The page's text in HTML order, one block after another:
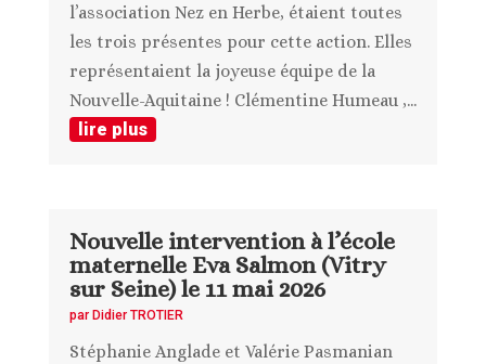
l’association Nez en Herbe, étaient toutes
les trois présentes pour cette action. Elles
représentaient la joyeuse équipe de la
Nouvelle-Aquitaine ! Clémentine Humeau ,...
lire plus
Nouvelle intervention à l’école
maternelle Eva Salmon (Vitry
sur Seine) le 11 mai 2026
par Didier TROTIER
Stéphanie Anglade et Valérie Pasmanian